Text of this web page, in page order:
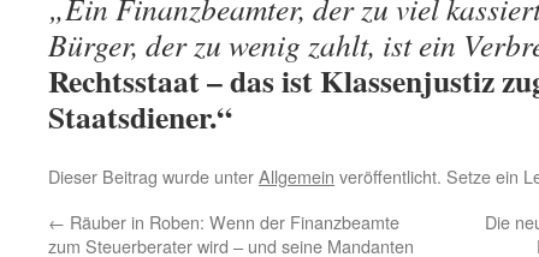
„Ein Finanzbeamter, der zu viel
Bürger, der zu wenig zahlt, ist ein
Rechtsstaat – das istKlassenjustiz
Staatsdiener.“
Dieser Beitrag wurde unterAllgemein veröffentlicht. Setze ein
← Räuber in Roben: Wenn der Finanzbeamte
zum Steuerberater wird – und seine Mandanten
Die